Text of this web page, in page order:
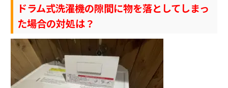
ドラム式洗濯機の隙間に物を落としてしまっ
た場合の対処は？